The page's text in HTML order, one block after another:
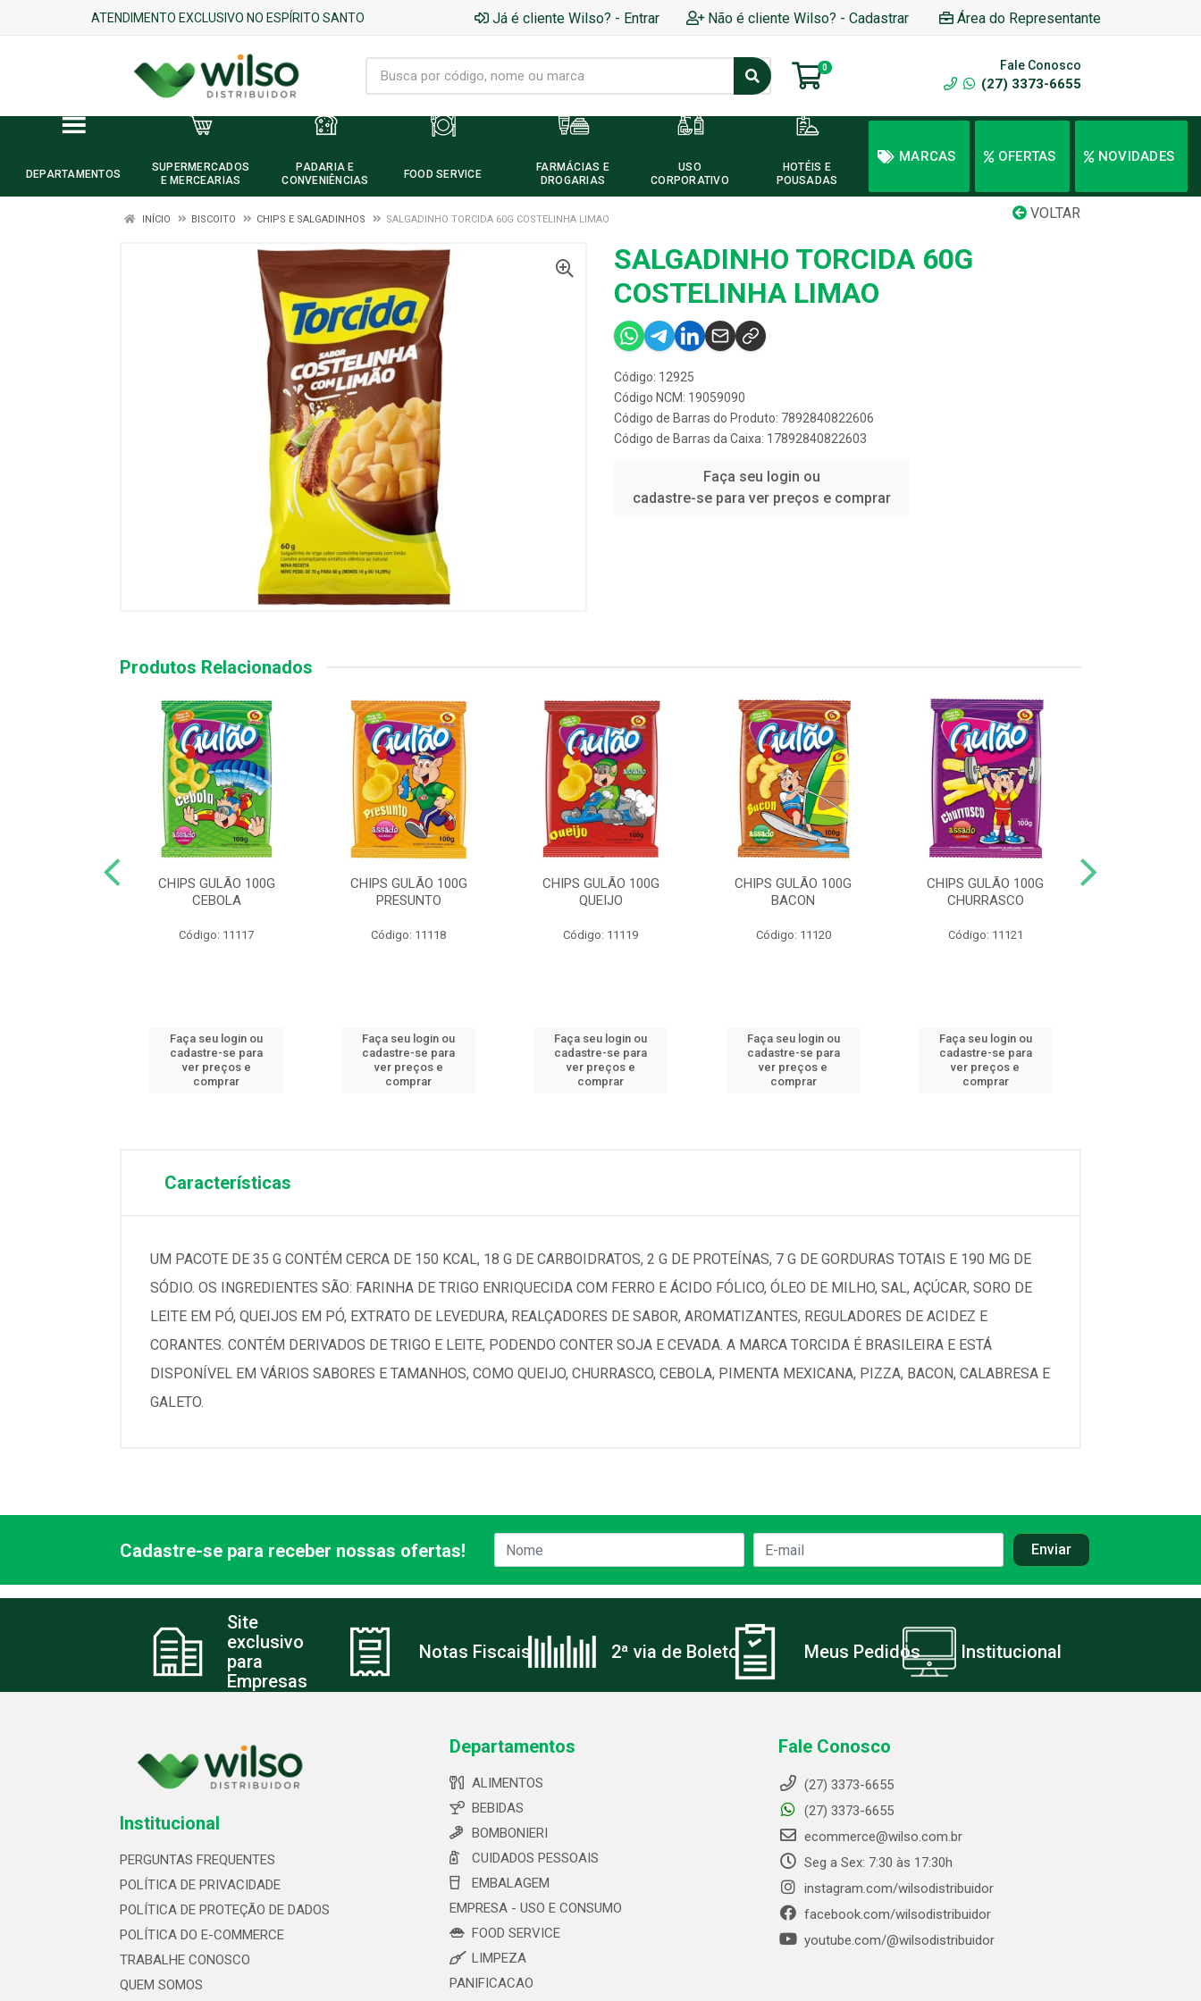
ATENDIMENTO EXCLUSIVO NO ESPÍRITO SANTO Já é cliente Wilso? - Entrar Não é cliente Wilso? - Cadastrar Área do Representante
0 Fale Conosco
(27) 3373-6655
DEPARTAMENTOS
SUPERMERCADOS
E MERCEARIAS
PADARIA E
CONVENIÊNCIAS
FOOD SERVICE
FARMÁCIAS E
DROGARIAS
USO
CORPORATIVO
HOTÉIS E
POUSADAS
MARCAS OFERTAS NOVIDADES
VOLTAR
INÍCIO BISCOITO CHIPS E SALGADINHOS SALGADINHO TORCIDA 60G COSTELINHA LIMAO
SALGADINHO TORCIDA 60G
COSTELINHA LIMAO
Código: 12925
Código NCM: 19059090
Código de Barras do Produto: 7892840822606
Código de Barras da Caixa: 17892840822603
Faça seu login ou
cadastre-se para ver preços e comprar
Produtos Relacionados
CHIPS GULÃO 100G
CEBOLA
Código: 11117
Faça seu login ou
cadastre-se para
ver preços e
comprar
CHIPS GULÃO 100G
PRESUNTO
Código: 11118
Faça seu login ou
cadastre-se para
ver preços e
comprar
CHIPS GULÃO 100G
QUEIJO
Código: 11119
Faça seu login ou
cadastre-se para
ver preços e
comprar
CHIPS GULÃO 100G
BACON
Código: 11120
Faça seu login ou
cadastre-se para
ver preços e
comprar
CHIPS GULÃO 100G
CHURRASCO
Código: 11121
Faça seu login ou
cadastre-se para
ver preços e
comprar
Características
UM PACOTE DE 35 G CONTÉM CERCA DE 150 KCAL, 18 G DE CARBOIDRATOS, 2 G DE PROTEÍNAS, 7 G DE GORDURAS TOTAIS E 190 MG DE
SÓDIO. OS INGREDIENTES SÃO: FARINHA DE TRIGO ENRIQUECIDA COM FERRO E ÁCIDO FÓLICO, ÓLEO DE MILHO, SAL, AÇÚCAR, SORO DE
LEITE EM PÓ, QUEIJOS EM PÓ, EXTRATO DE LEVEDURA, REALÇADORES DE SABOR, AROMATIZANTES, REGULADORES DE ACIDEZ E
CORANTES. CONTÉM DERIVADOS DE TRIGO E LEITE, PODENDO CONTER SOJA E CEVADA. A MARCA TORCIDA É BRASILEIRA E ESTÁ
DISPONÍVEL EM VÁRIOS SABORES E TAMANHOS, COMO QUEIJO, CHURRASCO, CEBOLA, PIMENTA MEXICANA, PIZZA, BACON, CALABRESA E
GALETO.
Cadastre-se para receber nossas ofertas!
Site
exclusivo
para
Empresas
Notas Fiscais 2ª via de Boleto Meus Pedidos Institucional
Institucional
PERGUNTAS FREQUENTES
POLÍTICA DE PRIVACIDADE
POLÍTICA DE PROTEÇÃO DE DADOS
POLÍTICA DO E-COMMERCE
TRABALHE CONOSCO
QUEM SOMOS
Departamentos
ALIMENTOS
BEBIDAS
BOMBONIERI
CUIDADOS PESSOAIS
EMBALAGEM
EMPRESA - USO E CONSUMO
FOOD SERVICE
LIMPEZA
PANIFICACAO
Fale Conosco
(27) 3373-6655
(27) 3373-6655
ecommerce@wilso.com.br
Seg a Sex: 7:30 às 17:30h
instagram.com/wilsodistribuidor
facebook.com/wilsodistribuidor
youtube.com/@wilsodistribuidor